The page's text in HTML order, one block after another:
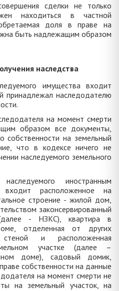
сделки не только
находиться в частной
доля в праве на
быть надлежащим образом
наследства
имущества входит
принадлежал наследодателю
на момент смерти
образом все документы,
на земельный
что в кодексе ничего не
наследуемого земельного
иностранным
входит расположенное на
строение - жилой дом,
законсервированный
- НЗКС), квартира в
отделенная от других
стеной и расположенная
участке (далее –
доме), садовый домик,
собственности на данные
на момент смерти не
на земельный участок, на